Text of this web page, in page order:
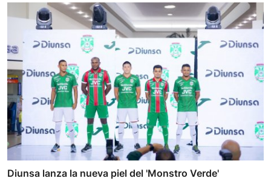
Diunsa lanza la nueva piel del 'Monstro Verde'